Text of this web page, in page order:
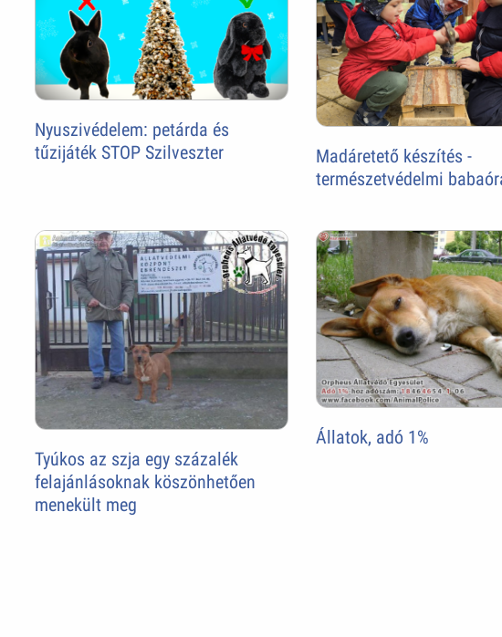
Nyuszivédelem: petárda és
tűzijáték STOP Szilveszter
Madáretető készítés -
természetvédelmi
Tyúkos az szja egy százalék
felajánlásoknak köszönhetően
menekült meg
Állatok, adó 1%